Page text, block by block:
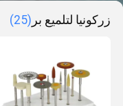
زركونيا لتلميع بر (25)